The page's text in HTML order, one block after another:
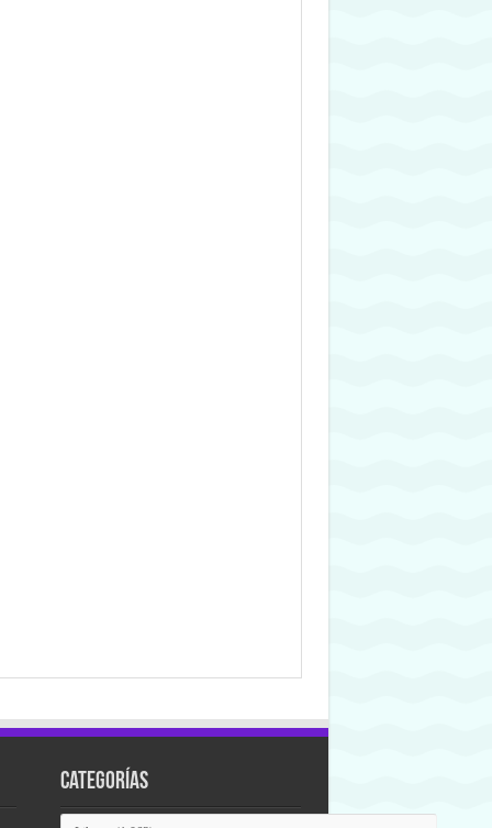
Categorías
Categorías